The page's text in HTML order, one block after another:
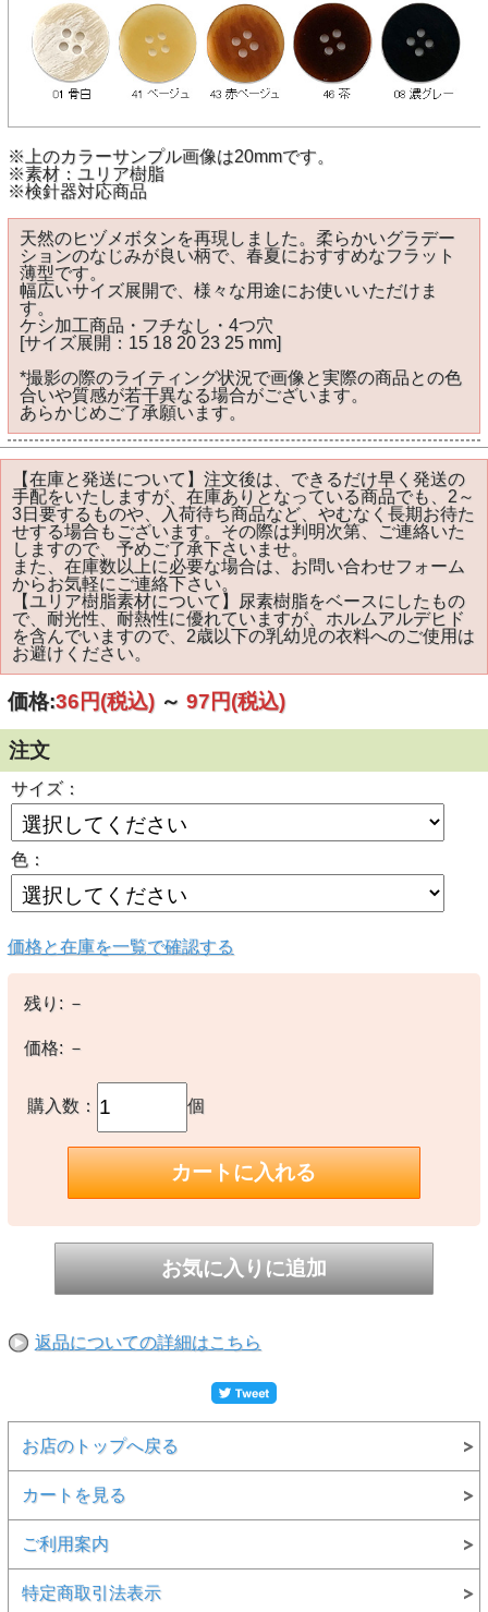
※上のカラーサンプル画像は20mmです。
※素材：ユリア樹脂
※検針器対応商品
天然のヒヅメボタンを再現しました。柔らかいグラデー
ションのなじみが良い柄で、春夏におすすめなフラット
薄型です。
幅広いサイズ展開で、様々な用途にお使いいただけま
す。
ケシ加工商品・フチなし・4つ穴
[サイズ展開：15 18 20 23 25 mm]
*撮影の際のライティング状況で画像と実際の商品との色
合いや質感が若干異なる場合がございます。
あらかじめご了承願います。
【在庫と発送について】注文後は、できるだけ早く発送の
手配をいたしますが、在庫ありとなっている商品でも、2～
3日要するものや、入荷待ち商品など、やむなく長期お待た
せする場合もございます。その際は判明次第、ご連絡いた
しますので、予めご了承下さいませ。
また、在庫数以上に必要な場合は、お問い合わせフォーム
からお気軽にご連絡下さい。
【ユリア樹脂素材について】尿素樹脂をベースにしたもの
で、耐光性、耐熱性に優れていますが、ホルムアルデヒド
を含んでいますので、2歳以下の乳幼児の衣料へのご使用は
お避けください。
価格:36円(税込) ～ 97円(税込)
注文
サイズ：
色：
価格と在庫を一覧で確認する
残り: －
価格:－
購入数： 個
返品についての詳細はこちら
お店のトップへ戻る
カートを見る
ご利用案内
特定商取引法表示